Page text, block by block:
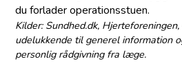
du forlader operationsstuen.
Kilder: Sundhed.dk,
udelukkende til generel information
personlig rådgivning fra læge.